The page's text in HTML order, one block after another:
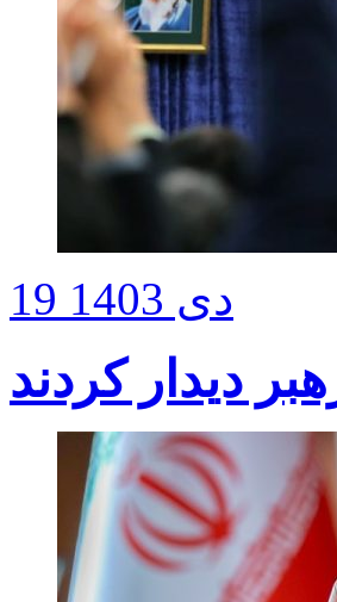
19 دی 1403
دیدار کردند